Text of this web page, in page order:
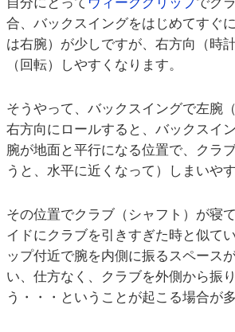
合、バックスイングをはじめてすぐ
は右腕）が少しですが、右方向（時
（回転）しやすくなります。
そうやって、バックスイングで左腕
右方向にロールすると、バックスイ
腕が地面と平行になる位置で、クラ
うと、水平に近くなって）しまいや
その位置でクラブ（シャフト）が寝
イドにクラブを引きすぎた時と似て
ップ付近で腕を内側に振るスペース
い、仕方なく、クラブを外側から振
う・・・ということが起こる場合が多